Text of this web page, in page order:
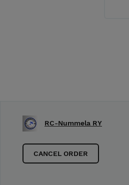
RC-Nummela RY
CANCEL ORDER